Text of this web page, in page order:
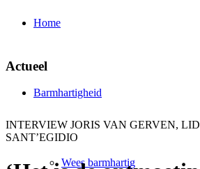
Home
Barmhartigheid
Wees barmhartig
Actueel
INTERVIEW JORIS VAN GERVEN,
SANT’EGIDIO